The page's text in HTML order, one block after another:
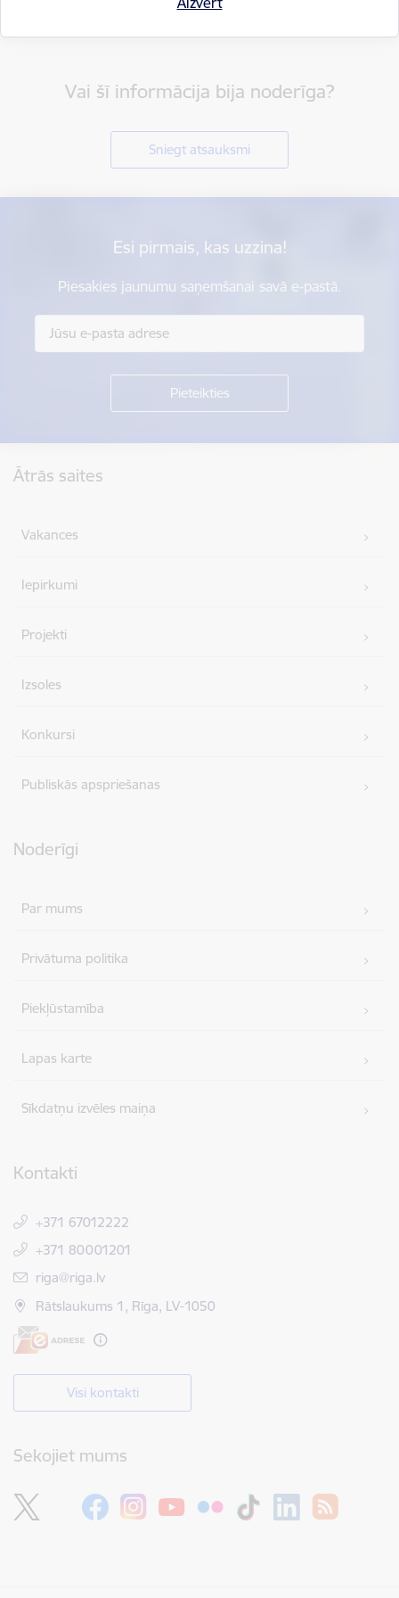
Vai šī informācija bija noderīga?
Sniegt atsauksmi
Esi pirmais, kas uzzina!
Piesakies jaunumu saņemšanai savā e-pastā.
Ātrās saites
Vakances
Iepirkumi
Projekti
Izsoles
Konkursi
Publiskās apspriešanas
Noderīgi
Par mums
Privātuma politika
Piekļūstamība
Lapas karte
Sīkdatņu izvēles maiņa
Kontakti
+371 67012222
+371 80001201
E-pasts:
riga@riga.lv
Rātslaukums 1, Rīga, LV-1050
Visi kontakti
Sekojiet mums